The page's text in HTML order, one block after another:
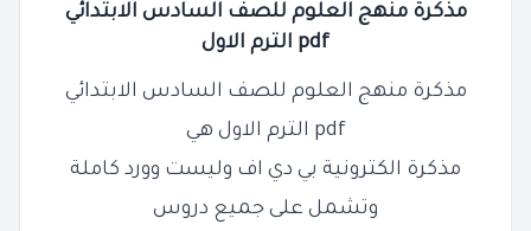
مذكرة منهج العلوم للصف السادس الابتدائي
pdf الترم الاول
مذكرة منهج العلوم للصف السادس الابتدائي
pdf الترم الاول هي
مذكرة الكترونية بي دي اف وليست وورد كاملة
وتشمل على جميع دروس